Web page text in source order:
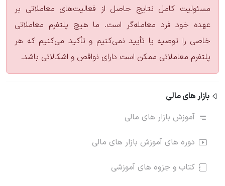
مسئولیت کامل نتایج حاصل از فعالیت‌های معاملاتی بر
عهده خود فرد معامله‌گر است. ما هیچ پلتفرم معاملاتی
خاصی را توصیه یا تأیید نمی‌کنیم و تأکید می‌کنیم که هر
پلتفرم معاملاتی ممکن است دارای نواقص و اشکالاتی باشد.
بازار های مالی
آموزش بازار های مالی
دوره های آموزش بازار های مالی
کتاب و جزوه های آموزشی